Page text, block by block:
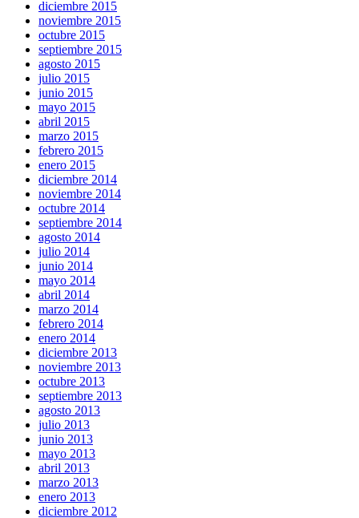
diciembre 2015
noviembre 2015
octubre 2015
septiembre 2015
agosto 2015
julio 2015
junio 2015
mayo 2015
abril 2015
marzo 2015
febrero 2015
enero 2015
diciembre 2014
noviembre 2014
octubre 2014
septiembre 2014
agosto 2014
julio 2014
junio 2014
mayo 2014
abril 2014
marzo 2014
febrero 2014
enero 2014
diciembre 2013
noviembre 2013
octubre 2013
septiembre 2013
agosto 2013
julio 2013
junio 2013
mayo 2013
abril 2013
marzo 2013
enero 2013
diciembre 2012